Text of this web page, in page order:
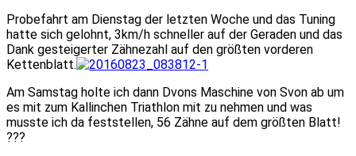
Probefahrt am Dienstag der letzten Woche und das Tuning
hatte sich gelohnt, 3km/h schneller auf der Geraden und das
Dank gesteigerter Zähnezahl auf den größten vorderen
Kettenblatt.
Am Samstag holte ich dann Dvons Maschine von Svon ab um
es mit zum Kallinchen Triathlon mit zu nehmen und was
musste ich da feststellen, 56 Zähne auf dem größten Blatt!
???